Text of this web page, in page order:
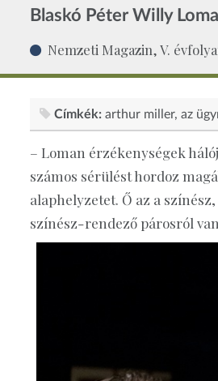
Blaskó Péter Willy
Nemzeti Magazin, V.
Címkék: arthur miller az
– Loman érzékenységek
számos sérülést hordoz
alaphelyzetet. Ő az a
színész-rendező párosról